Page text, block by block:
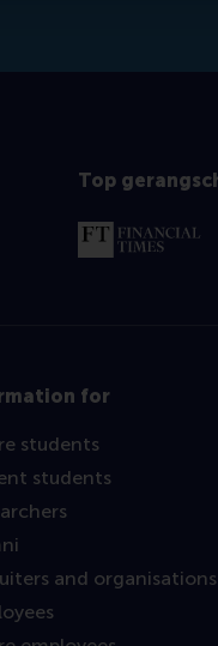
Top
for
students
students
and organisations